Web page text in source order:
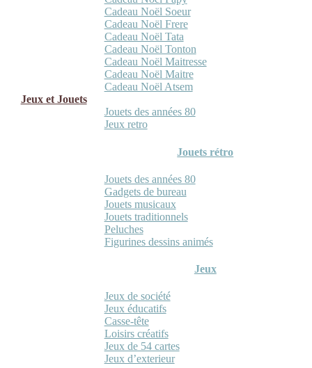
Cadeau Noël Soeur
Cadeau Noël Frere
Cadeau Noël Tata
Cadeau Noël Tonton
Cadeau Noël Maitresse
Cadeau Noël Maitre
Cadeau Noël Atsem
Jeux et Jouets
Jouets des années 80
Jeux retro
Jouets rétro
Jouets des années 80
Gadgets de bureau
Jouets musicaux
Jouets traditionnels
Peluches
Figurines dessins animés
Jeux
Jeux de société
Jeux éducatifs
Casse-tête
Loisirs créatifs
Jeux de 54 cartes
Jeux d’exterieur